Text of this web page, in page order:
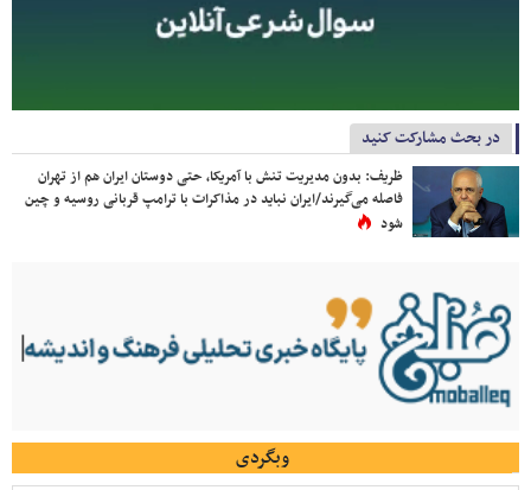
در بحث مشارکت کنید
ظریف: بدون مدیریت تنش با آمریکا، حتی دوستان ایران هم از تهران
فاصله می‌گیرند/ایران نباید در مذاکرات با ترامپ قربانی روسیه و چین
شود
وبگردی